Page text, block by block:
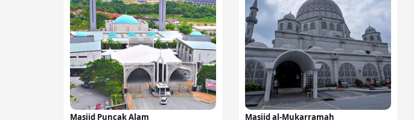
Masjid Puncak Alam Masjid al-Mukarramah